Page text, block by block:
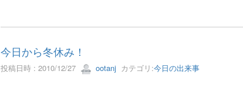
今日から冬休み！
投稿日時 : 2010/12/27 ootanjカテゴリ:今日の出来事